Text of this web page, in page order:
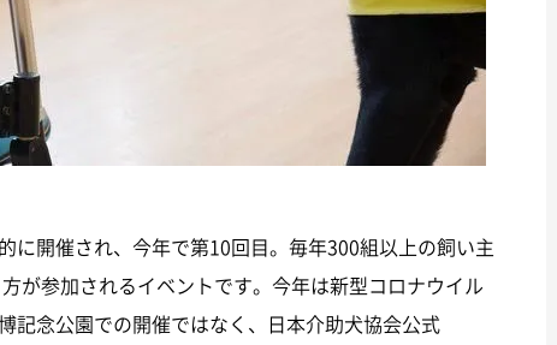
に開催され、今年で第10回目。毎年300組以上の飼い主
が参加されるイベントです。今年は新型コロナウイル
記念公園での開催ではなく、日本介助犬協会公式